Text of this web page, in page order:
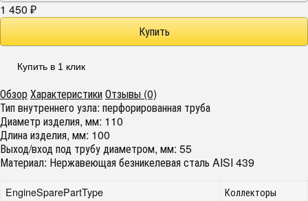
1 450 ₽
Купить в 1 клик
ОбзорХарактеристикиОтзывы (0)
Тип внутреннего узла: перфорированная труба
Диаметр изделия, мм: 110
Длина изделия, мм: 100
Выход/вход под трубу диаметром, мм: 55
Материал: Нержавеющая безникелевая сталь AISI 439
EngineSparePartType Коллекторы